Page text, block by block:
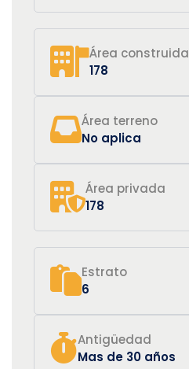
Área construida
178
Área terreno
No aplica
Área privada
178
Estrato
6
Antigüedad
Mas de 30 años